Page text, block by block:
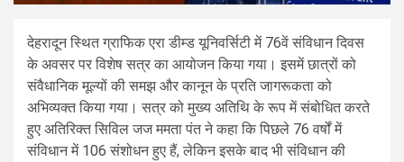
देहरादून स्थित ग्राफिक एरा डीम्ड यूनिवर्सिटी में 76वें संविधान दिवस
के अवसर पर विशेष सत्र का आयोजन किया गया। इसमें छात्रों को
संवैधानिक मूल्यों की समझ और कानून के प्रति जागरूकता को
अभिव्यक्त किया गया। सत्र को मुख्य अतिथि के रूप में संबोधित करते
हुए अतिरिक्त सिविल जज ममता पंत ने कहा कि पिछले 76 वर्षों में
संविधान में 106 संशोधन हुए हैं, लेकिन इसके बाद भी संविधान की